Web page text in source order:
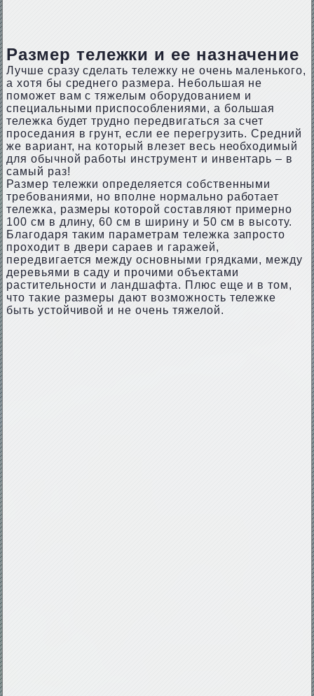
Размер тележки и ее назначение
Лучше сразу сделать тележку не очень маленького,
а хотя бы среднего размера. Небольшая не
поможет вам с тяжелым оборудованием и
специальными приспособлениями, а большая
тележка будет трудно передвигаться за счет
проседания в грунт, если ее перегрузить. Средний
же вариант, на который влезет весь необходимый
для обычной работы инструмент и инвентарь – в
самый раз!
Размер тележки определяется собственными
требованиями, но вполне нормально работает
тележка, размеры которой составляют примерно
100 см в длину, 60 см в ширину и 50 см в высоту.
Благодаря таким параметрам тележка запросто
проходит в двери сараев и гаражей,
передвигается между основными грядками, между
деревьями в саду и прочими объектами
растительности и ландшафта. Плюс еще и в том,
что такие размеры дают возможность тележке
быть устойчивой и не очень тяжелой.